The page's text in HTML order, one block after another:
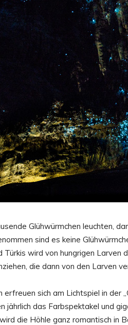
Glühwürmchen leuchten,
sind es keine
Türkis wird von hungrigen
die dann von den Larven
erfreuen sich am Lichtspiel in der
jährlich das Farbspektakel und
die Höhle ganz romantisch in